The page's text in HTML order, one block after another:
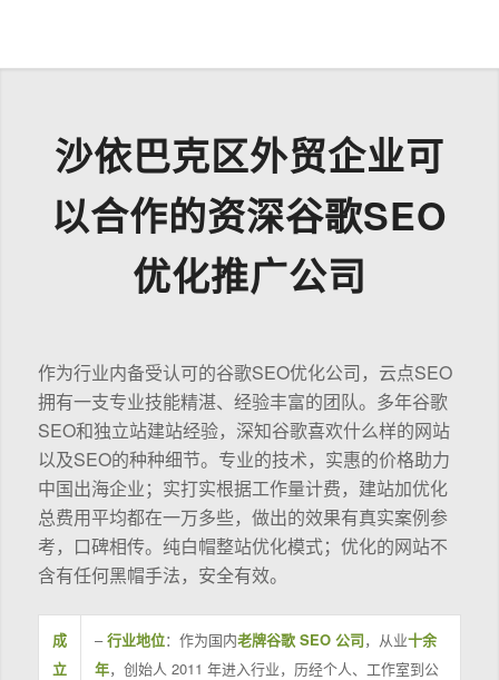
沙依巴克区外贸企业可
以合作的资深谷歌SEO
优化推广公司
作为行业内备受认可的谷歌SEO优化公司，云点SEO
拥有一支专业技能精湛、经验丰富的团队。多年谷歌
SEO和独立站建站经验，深知谷歌喜欢什么样的网站
以及SEO的种种细节。专业的技术，实惠的价格助力
中国出海企业；实打实根据工作量计费，建站加优化
总费用平均都在一万多些，做出的效果有真实案例参
考，口碑相传。纯白帽整站优化模式；优化的网站不
含有任何黑帽手法，安全有效。
成
立
–行业地位：作为国内老牌谷歌 SEO 公司，从业十余
年，创始人 2011 年进入行业，历经个人、工作室到公